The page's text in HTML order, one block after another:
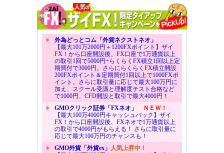
外為どっとコム「外貨ネクストネオ」
【最大101万2000円＋1200FXポイント】ザイ
FX！から口座開設後、FX口座で1万通貨以上
の取引1回で5000円+らくらくFX積立1回以上定
期買付で3000円。さらにらくらくFX積立開設
200FXポイント＆定期買付1回以上で1000FXポ
イント。さらに取引量に応じて最大100万円に
加え、スクール受講と理解度テスト合格など
で1000円、CFD開設と取引で最大4000円！
GMOクリック証券「FXネオ」
ＮＥＷ！
【最大100万4000円キャッシュバック】ザイ
FX！から口座開設後、FXネオで1万通貨以上
の取引で4000円がもらえる！ さらに取引量に
応じて最大100万円のチャンスも！
GMO外貨「外貨ex」 人気上昇中！